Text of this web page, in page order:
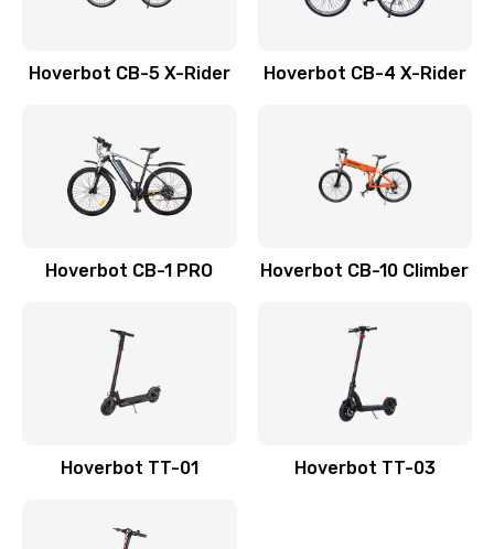
Hoverbot CB-5 X-Rider Hoverbot CB-4 X-Rider
Hoverbot CB-1 PRO Hoverbot CB-10 Climber
Hoverbot TT-01 Hoverbot TT-03